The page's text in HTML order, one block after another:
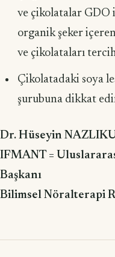
ve çikolatalar GDO
organik şeker içeren
ve çikolataları
Çikolatadaki soya
şurubuna dikkat
Dr. Hüseyin
IFMANT =
Başkanı
Bilimsel Nöralterapi